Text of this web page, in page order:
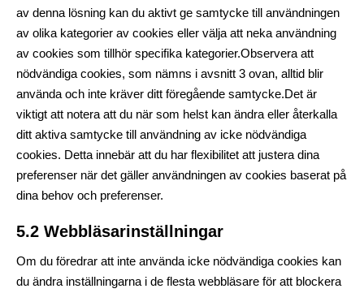
av denna lösning kan du aktivt ge samtycke till användningen
av olika kategorier av cookies eller välja att neka användning
av cookies som tillhör specifika kategorier.Observera att
nödvändiga cookies, som nämns i avsnitt 3 ovan, alltid blir
använda och inte kräver ditt föregående samtycke.Det är
viktigt att notera att du när som helst kan ändra eller återkalla
ditt aktiva samtycke till användning av icke nödvändiga
cookies. Detta innebär att du har flexibilitet att justera dina
preferenser när det gäller användningen av cookies baserat på
dina behov och preferenser.
5.2 Webbläsarinställningar
Om du föredrar att inte använda icke nödvändiga cookies kan
du ändra inställningarna i de flesta webbläsare för att blockera